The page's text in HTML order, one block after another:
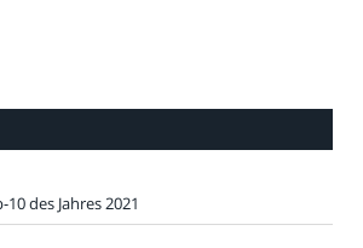
des Jahres 2021